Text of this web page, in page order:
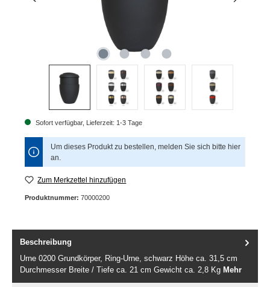
Sofort verfügbar, Lieferzeit: 1-3 Tage
Um dieses Produkt zu bestellen, melden Sie sich bittehier
an.
Zum Merkzettel hinzufügen
Produktnummer: 70000200
Beschreibung
Urne 0200 Grundkörper, Ring-Urne, schwarz Höhe ca. 31,5 cm
Durchmesser Breite / Tiefe ca. 21 cm Gewicht ca. 2,8 Kg Mehr